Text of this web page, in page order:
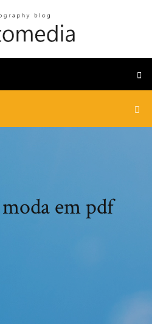
em pdf